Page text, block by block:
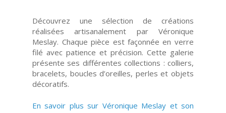
Découvrez une sélection de créations
réalisées artisanalement par Véronique
Meslay. Chaque pièce est façonnée en verre
filé avec patience et précision. Cette galerie
présente ses différentes collections : colliers,
bracelets, boucles d’oreilles, perles et objets
décoratifs.
En savoir plus sur Véronique Meslay et son